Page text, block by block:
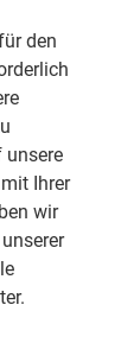
den
unsere
Ihrer
wir